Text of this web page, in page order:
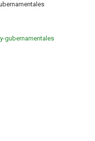
gubernamentales